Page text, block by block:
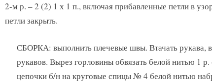
2-м р. – 2 (2) 1 х 1 п., включая прибавленные петли в
петли закрыть.
СБОРКА: выполнить плечевые швы. Втачать
рукавов. Вырез горловины обвязать белой нитью 1
цепочки б/н на круговые спицы № 4 белой нитью